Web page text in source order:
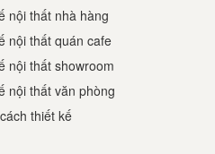
nội thất nhà hàng
nội thất quán cafe
nội thất showroom
nội thất văn phòng
thiết kế